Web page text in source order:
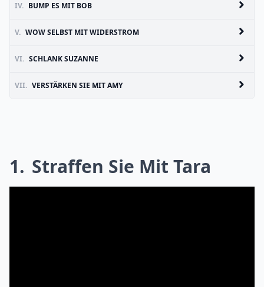
IV. BUMP ES MIT BOB
V. WOW SELBST MIT WIDERSTROM
VI. SCHLANK SUZANNE
VII. VERSTÄRKEN SIE MIT AMY
1 Straffen Sie Mit Tara